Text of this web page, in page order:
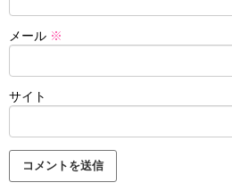
メール ※
サイト